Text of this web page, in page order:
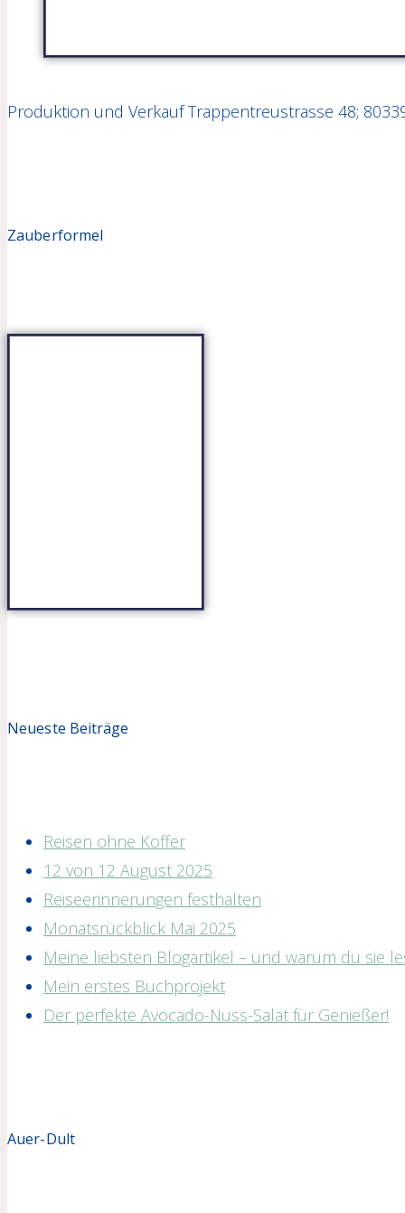
Produktion und Verkauf Trappentreustrasse 48;
Zauberformel
Neueste Beiträge
Reisen ohne Koffer
12 von 12 August 2025
Reiseerinnerungen festhalten
Monatsrückblick Mai 2025
Meine liebsten Blogartikel – und warum du sie
Mein erstes Buchprojekt
Der perfekte Avocado-Nuss-Salat für Genießer!
Auer-Dult